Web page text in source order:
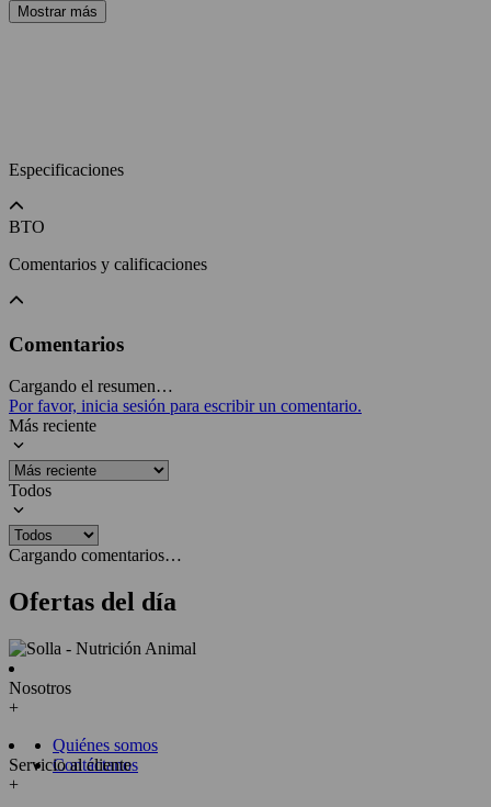
Mostrar más
Especificaciones
BTO
Comentarios y calificaciones
Comentarios
Cargando el resumen…
Por favor, inicia sesión para escribir un comentario.
Más reciente
Todos
Cargando comentarios…
Ofertas del día
Nosotros
+
Quiénes somos
Contáctanos
Servicio al cliente
+